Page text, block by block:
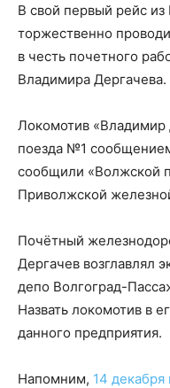
В свой первый рейс из
торжественно
в честь почетного
Владимира Дергачева.
Локомотив «Владимир
поезда №1
сообщили «Волжской
Приволжской
Почётный
Дергачев возглавлял
депо Волгоград-
Назвать локомотив в
данного предприятия.
Напомним, 14